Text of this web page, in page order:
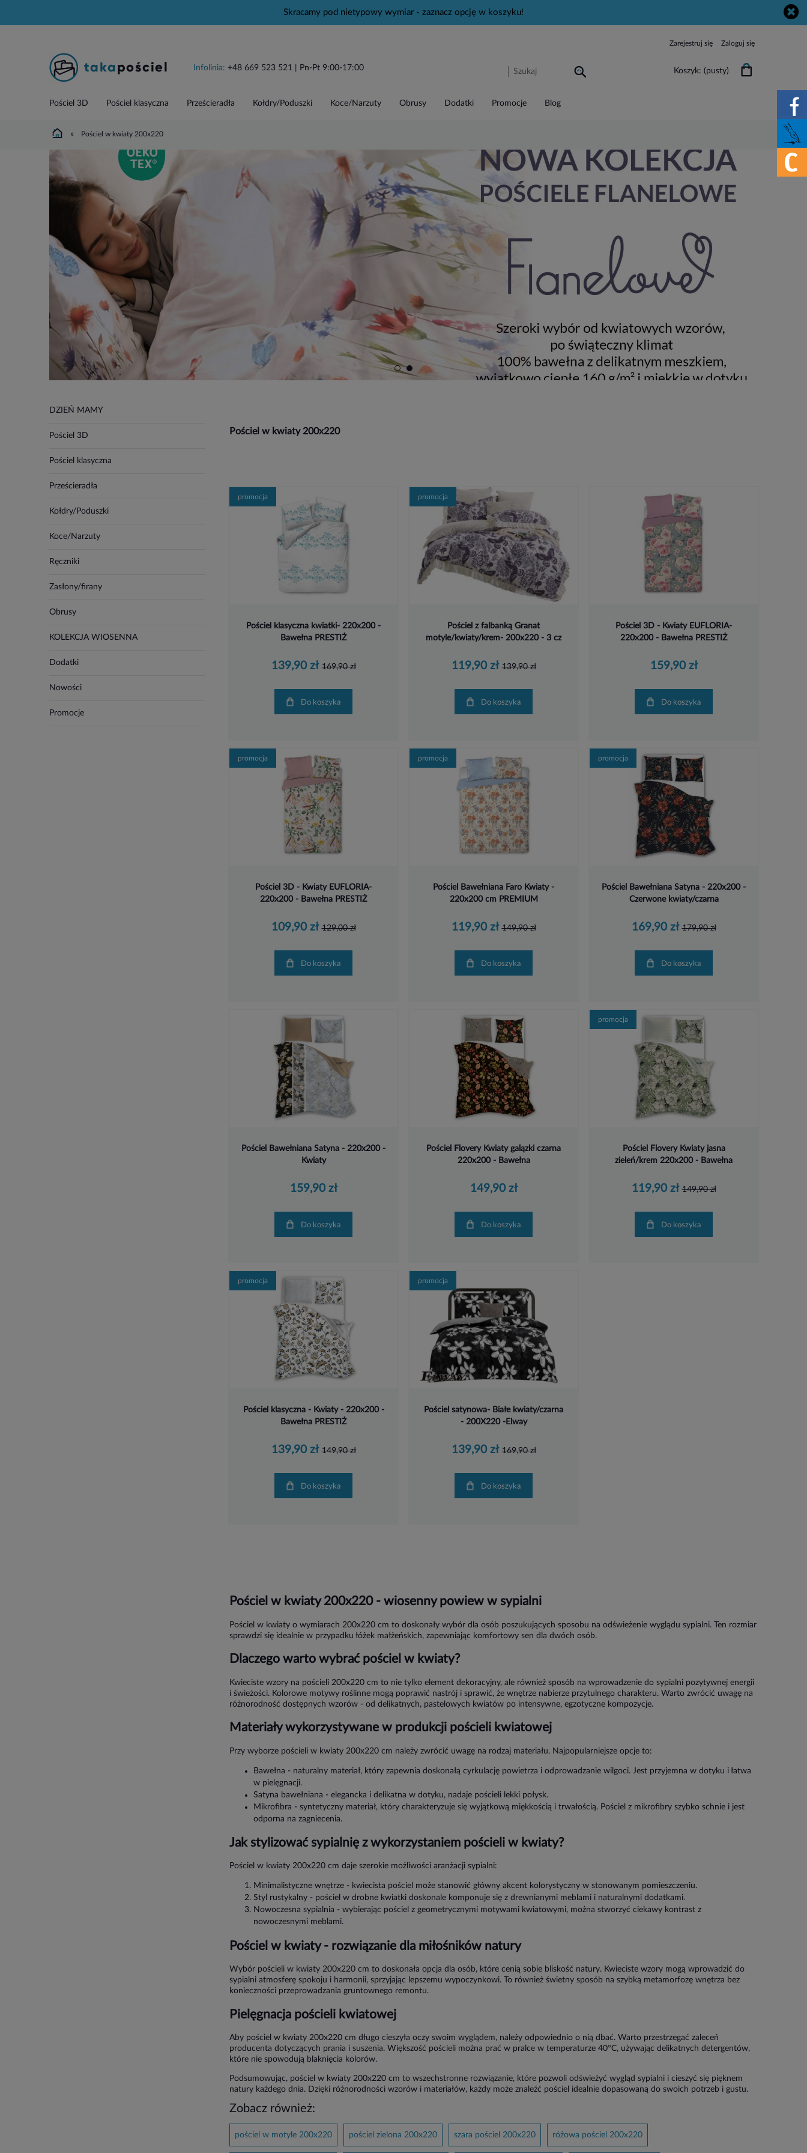
Skracamy pod nietypowy wymiar - zaznacz opcję w koszyku!
Zarejestruj się Zaloguj się
Infolinia: +48 669 523 521 | Pn-Pt 9:00-17:00 Koszyk: (pusty)
Pościel 3D Pościel klasyczna Prześcieradła Kołdry/Poduszki Koce/Narzuty Obrusy Dodatki Promocje Blog
» Pościel w kwiaty 200x220
DZIEŃ MAMY
Pościel 3D
Pościel klasyczna
Prześcieradła
Kołdry/Poduszki
Koce/Narzuty
Ręczniki
Zasłony/firany
Obrusy
KOLEKCJA WIOSENNA
Dodatki
Nowości
Promocje
Pościel w kwiaty 200x220
Pościel klasyczna kwiatki- 220x200 -
Bawełna PRESTIŻ
139,90 zł 169,90 zł
Do koszyka
promocja
Pościel z falbanką Granat
motyle/kwiaty/krem- 200x220 - 3 cz
119,90 zł 139,90 zł
Do koszyka
promocja
Pościel 3D - Kwiaty EUFLORIA-
220x200 - Bawełna PRESTIŻ
159,90 zł
Do koszyka
Pościel 3D - Kwiaty EUFLORIA-
220x200 - Bawełna PRESTIŻ
109,90 zł 129,00 zł
Do koszyka
promocja
Pościel Bawełniana Faro Kwiaty -
220x200 cm PREMIUM
119,90 zł 149,90 zł
Do koszyka
promocja
Pościel Bawełniana Satyna - 220x200 -
Czerwone kwiaty/czarna
169,90 zł 179,90 zł
Do koszyka
promocja
Pościel Bawełniana Satyna - 220x200 -
Kwiaty
159,90 zł
Do koszyka
Pościel Flovery Kwiaty galązki czarna
220x200 - Bawełna
149,90 zł
Do koszyka
Pościel Flovery Kwiaty jasna
zieleń/krem 220x200 - Bawełna
119,90 zł 149,90 zł
Do koszyka
promocja
Pościel klasyczna - Kwiaty - 220x200 -
Bawełna PRESTIŻ
139,90 zł 149,90 zł
Do koszyka
promocja
Pościel satynowa- Białe kwiaty/czarna
- 200X220 -Elway
139,90 zł 169,90 zł
Do koszyka
promocja
Pościel w kwiaty 200x220 - wiosenny powiew w sypialni
Pościel w kwiaty o wymiarach 200x220 cm to doskonały wybór dla osób poszukujących sposobu na odświeżenie wyglądu sypialni. Ten rozmiar
sprawdzi się idealnie w przypadku łóżek małżeńskich, zapewniając komfortowy sen dla dwóch osób.
Dlaczego warto wybrać pościel w kwiaty?
Kwieciste wzory na pościeli 200x220 cm to nie tylko element dekoracyjny, ale również sposób na wprowadzenie do sypialni pozytywnej energii
i świeżości. Kolorowe motywy roślinne mogą poprawić nastrój i sprawić, że wnętrze nabierze przytulnego charakteru. Warto zwrócić uwagę na
różnorodność dostępnych wzorów - od delikatnych, pastelowych kwiatów po intensywne, egzotyczne kompozycje.
Materiały wykorzystywane w produkcji pościeli kwiatowej
Przy wyborze pościeli w kwiaty 200x220 cm należy zwrócić uwagę na rodzaj materiału. Najpopularniejsze opcje to:
Bawełna - naturalny materiał, który zapewnia doskonałą cyrkulację powietrza i odprowadzanie wilgoci. Jest przyjemna w dotyku i łatwa
w pielęgnacji.
Satyna bawełniana - elegancka i delikatna w dotyku, nadaje pościeli lekki połysk.
Mikrofibra - syntetyczny materiał, który charakteryzuje się wyjątkową miękkością i trwałością. Pościel z mikrofibry szybko schnie i jest
odporna na zagniecenia.
Jak stylizować sypialnię z wykorzystaniem pościeli w kwiaty?
Pościel w kwiaty 200x220 cm daje szerokie możliwości aranżacji sypialni:
Minimalistyczne wnętrze - kwiecista pościel może stanowić główny akcent kolorystyczny w stonowanym pomieszczeniu.
Styl rustykalny - pościel w drobne kwiatki doskonale komponuje się z drewnianymi meblami i naturalnymi dodatkami.
Nowoczesna sypialnia - wybierając pościel z geometrycznymi motywami kwiatowymi, można stworzyć ciekawy kontrast z
nowoczesnymi meblami.
Pościel w kwiaty - rozwiązanie dla miłośników natury
Wybór pościeli w kwiaty 200x220 cm to doskonała opcja dla osób, które cenią sobie bliskość natury. Kwieciste wzory mogą wprowadzić do
sypialni atmosferę spokoju i harmonii, sprzyjając lepszemu wypoczynkowi. To również świetny sposób na szybką metamorfozę wnętrza bez
konieczności przeprowadzania gruntownego remontu.
Pielęgnacja pościeli kwiatowej
Aby pościel w kwiaty 200x220 cm długo cieszyła oczy swoim wyglądem, należy odpowiednio o nią dbać. Warto przestrzegać zaleceń
producenta dotyczących prania i suszenia. Większość pościeli można prać w pralce w temperaturze 40°C, używając delikatnych detergentów,
które nie spowodują blaknięcia kolorów.
Podsumowując, pościel w kwiaty 200x220 cm to wszechstronne rozwiązanie, które pozwoli odświeżyć wygląd sypialni i cieszyć się pięknem
natury każdego dnia. Dzięki różnorodności wzorów i materiałów, każdy może znaleźć pościel idealnie dopasowaną do swoich potrzeb i gustu.
Zobacz również:
pościel w motyle 200x220 pościel zielona 200x220 szara pościel 200x220 różowa pościel 200x220